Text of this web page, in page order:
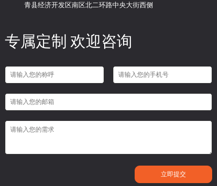
青县经济开发区南区北二环路中央大街西侧
专属定制 欢迎咨询